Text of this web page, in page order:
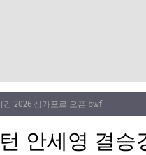
2026 싱가포르 오픈 bwf
안세영 결승